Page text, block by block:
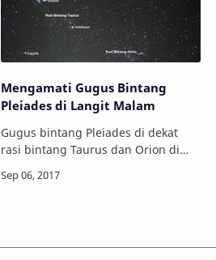
Mengamati Gugus Bintang
Pleiades di Langit Malam
Gugus bintang Pleiades di dekat
rasi bintang Taurus dan Orion di
Marthadinata Info Astronomy -